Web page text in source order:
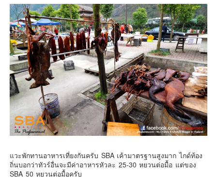
แวะพักทานอาหารเที่ยงกันครับ SBA เค้ามาตรฐานสูงมาก ไกด์ท้อง
ถิ่นบอกว่าทัวร์อื่นจะมีค่าอาหารหัวละ 25-30 หยวนต่อมื้อ แต่ของ
SBA 50 หยวนต่อมื้อครับ